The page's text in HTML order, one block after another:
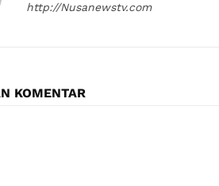
http://Nusanewstv.com
KOMENTAR